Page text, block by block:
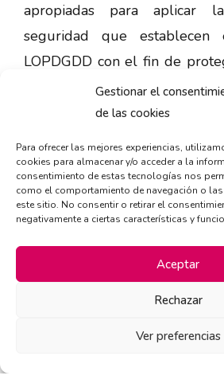
Gestionar el
de las cookies
Para ofrecer las mejores experiencias,
cookies para almacenar y/o acceder a la
consentimiento de estas tecnologías nos
como el comportamiento de navegación o
este sitio. No consentir o retirar el
negativamente a ciertas características y
Aceptar
Rechazar
Ver preferencias
apropiadas para aplicar
seguridad que
LOPDGDD con el fin de
y libertades de los
comunicado la información
Para más información sobre
privacidad, puedes dirigirte al
a través de SAN ANDRES
SAN MARCOS, 20 – 28906
info@biggergolosinas.es